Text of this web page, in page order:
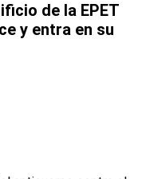
de la EPET
y entra en su